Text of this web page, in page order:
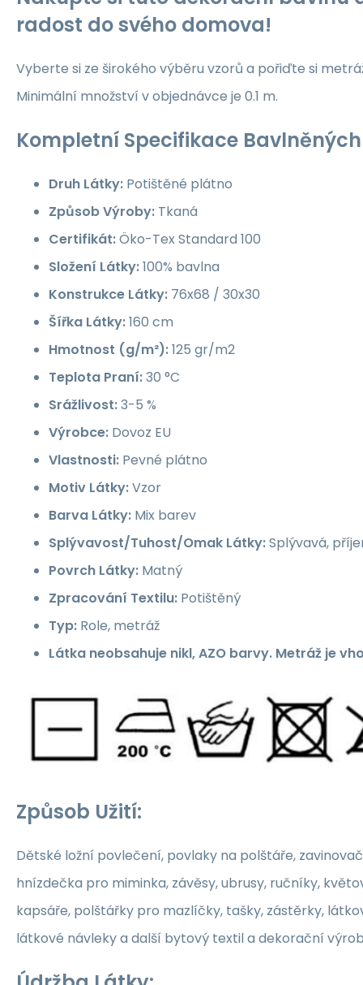
radost do svého domova!
Vyberte si ze širokého výběru vzorů a pořiďte si
Minimální množství v objednávce je 0.1 m.
Kompletní Specifikace
Druh Látky: Potištěné plátno
Způsob Výroby: Tkaná
Certifikát:Öko-Tex Standard 100
Složení Látky:100% bavlna
Konstrukce Látky: 76x68 / 30x30
Šířka Látky:160 cm
Hmotnost (g/m²):125 gr/m2
Teplota Praní:30 °C
Srážlivost:3-5 %
Výrobce: Dovoz EU
Vlastnosti: Pevné plátno
Motiv Látky:Vzor
Barva Látky: Mix barev
Splývavost/Tuhost/Omak Látky:Splývavá,
Povrch Látky: Matný
Zpracování Textilu: Potištěný
Typ: Role, metráž
Látka neobsahuje nikl, AZO barvy. Metráž je
Způsob Užití:
Dětské ložní povlečení, povlaky na polštáře,
hnízdečka pro miminka, závěsy, ubrusy, ručníky,
kapsáře, polštářky pro mazlíčky, tašky, zástěrky,
látkové návleky a další bytový textil a dekorační